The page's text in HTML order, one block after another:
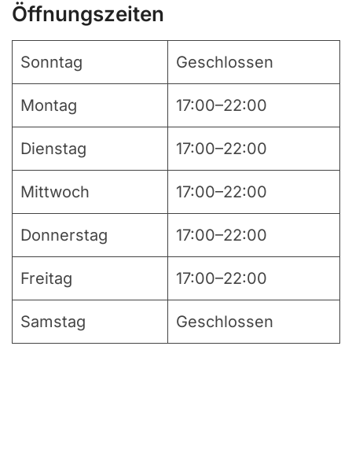
Öffnungszeiten
Sonntag Geschlossen
Montag 17:00–22:00
Dienstag 17:00–22:00
Mittwoch 17:00–22:00
Donnerstag 17:00–22:00
Freitag 17:00–22:00
Samstag Geschlossen